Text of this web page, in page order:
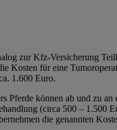
zur Kfz-Versicherung
Kosten für eine
1.600 Euro.
Pferde können ab und zu
(circa 500 – 1.500
die genannten